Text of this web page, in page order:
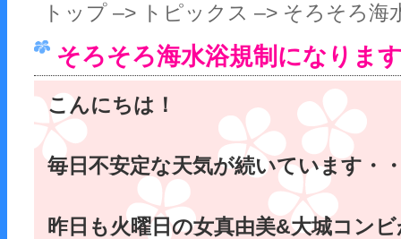
トップ –> トピックス –> そろそろ海
そろそろ海水浴規制になりま
こんにちは！
毎日不安定な天気が続いています・
昨日も火曜日の女真由美&大城コン